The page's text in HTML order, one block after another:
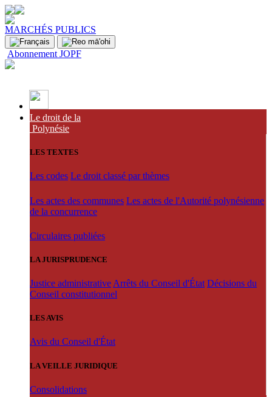
MARCHÉS PUBLICS
Abonnement JOPF
Le droit de la
Polynésie
LES TEXTES
Les codes Le droit classé par thèmes
Les actes des communes Les actes de l'Autorité polynésienne
de la concurrence
Circulaires publiées
LA JURISPRUDENCE
Justice administrative Arrêts du Conseil d'État Décisions du
Conseil constitutionnel
LES AVIS
Avis du Conseil d'État
LA VEILLE JURIDIQUE
Consolidations